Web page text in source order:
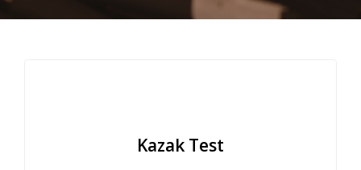
Kazak Test